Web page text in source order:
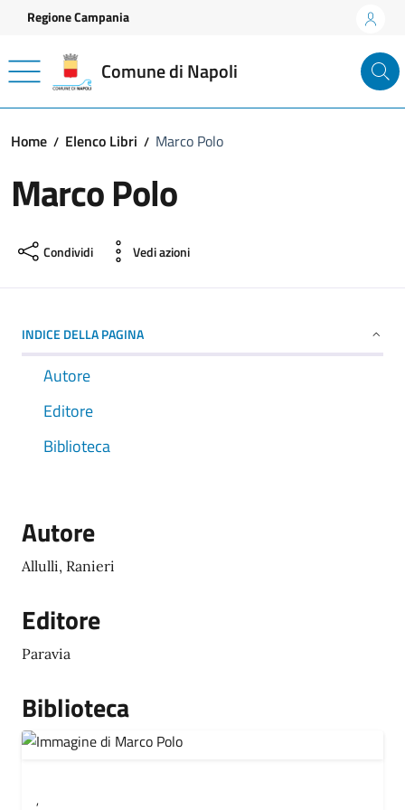
Vai ai contenuti
Vai al footer
Regione Campania
Comune di Napoli
Home Elenco Libri Marco Polo
Marco Polo
Condividi Vedi azioni
INDICE DELLA PAGINA
Autore
Editore
Biblioteca
Autore
Allulli, Ranieri
Editore
Paravia
Biblioteca
,